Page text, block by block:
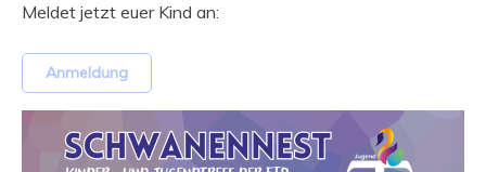
Meldet jetzt euer Kind an:
Anmeldung